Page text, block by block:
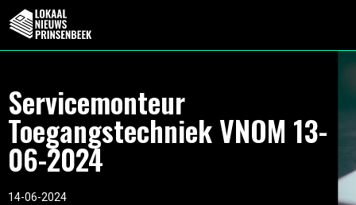
Servicemonteur
Toegangstechniek VNOM 13-
06-2024
14-06-2024